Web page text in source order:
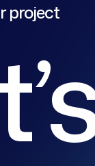
project